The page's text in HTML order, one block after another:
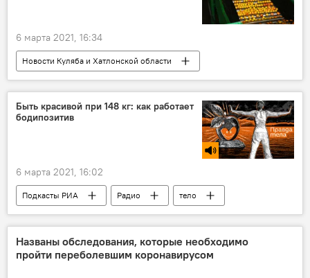
6 марта 2021, 16:34
Новости Куляба и Хатлонской области
Все новости
Таджикистан
сельское хозяйство
Промышленность
Быть красивой при 148 кг: как работает
бодипозитив
6 марта 2021, 16:02
Подкасты РИА Радио
тело
фигура
Названы обследования, которые необходимо
пройти переболевшим коронавирусом